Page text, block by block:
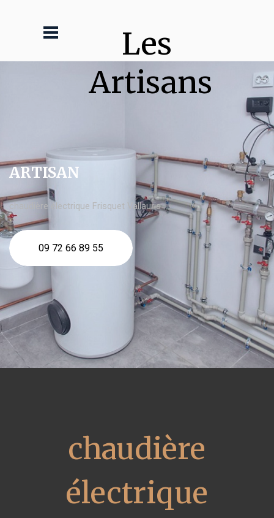
Les
Artisans
ARTISAN
chaudière électrique Frisquet Vallauris
09 72 66 89 55
chaudière
électrique